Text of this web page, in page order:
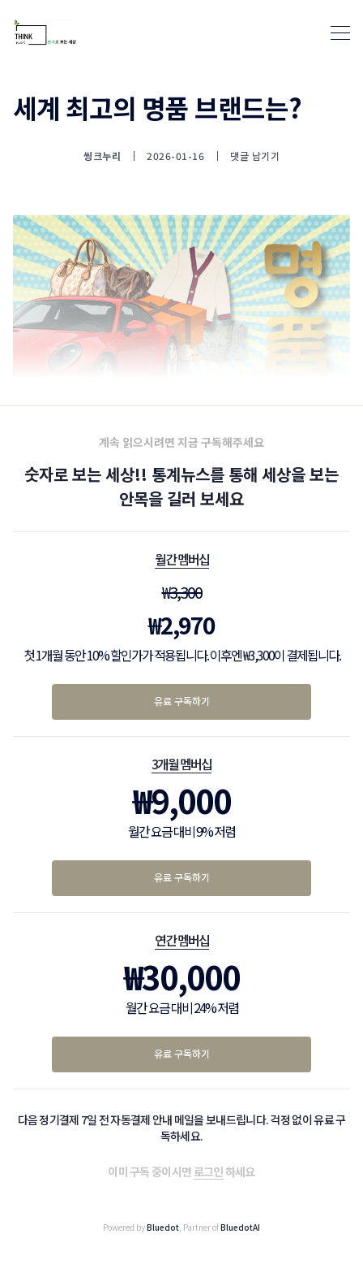
세계 최고의 명품 브랜드는?
씽크누리 2026-01-16 댓글 남기기
계속 읽으시려면 지금 구독해주세요
숫자로 보는 세상!! 통계뉴스를 통해 세상을 보는
안목을 길러 보세요
월간 멤버십
₩3,300
₩2,970
첫 1개월 동안 10% 할인가가 적용됩니다. 이후엔 ₩3,300이 결제됩니다.
유료 구독하기
3개월 멤버십
₩9,000
월간 요금 대비 9% 저렴
유료 구독하기
연간 멤버십
₩30,000
월간 요금 대비 24% 저렴
유료 구독하기
다음 정기결제 7일 전 자동결제 안내 메일을 보내드립니다. 걱정 없이 유료 구
독하세요.
이미 구독 중이시면 로그인하세요
Powered byBluedot, Partner ofBluedotAI